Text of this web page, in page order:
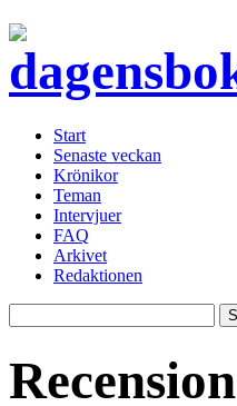
Start
Senaste veckan
Krönikor
Teman
Intervjuer
FAQ
Arkivet
Redaktionen
Recension